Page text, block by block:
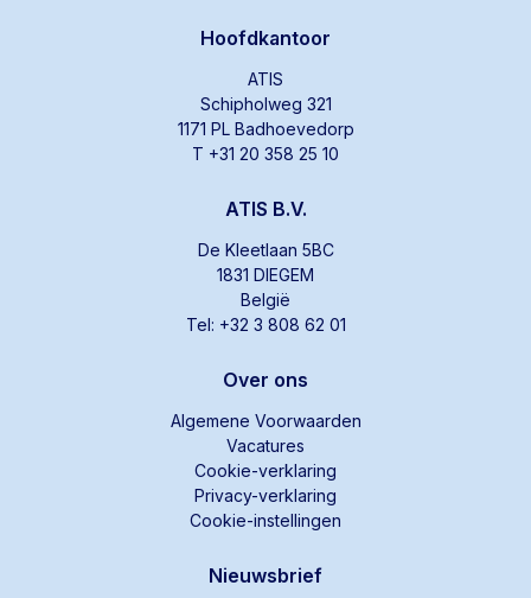
Hoofdkantoor
ATIS
Schipholweg 321
1171 PL Badhoevedorp
T +31 20 358 25 10
ATIS B.V.
De Kleetlaan 5BC
1831 DIEGEM
België
Tel: +32 3 808 62 01
Over ons
Algemene Voorwaarden
Vacatures
Cookie-verklaring
Privacy-verklaring
Cookie-instellingen
Nieuwsbrief